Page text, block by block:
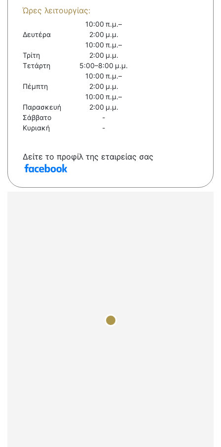
Ώρες λειτουργίας:
Δευτέρα
10:00 π.μ.–
2:00 μ.μ.
Τρίτη
10:00 π.μ.–
2:00 μ.μ.
Τετάρτη
5:00–8:00 μ.μ.
Πέμπτη
10:00 π.μ.–
2:00 μ.μ.
Παρασκευή
10:00 π.μ.–
2:00 μ.μ.
Σάββατο
-
Κυριακή
-
Δείτε το προφίλ της εταιρείας σας